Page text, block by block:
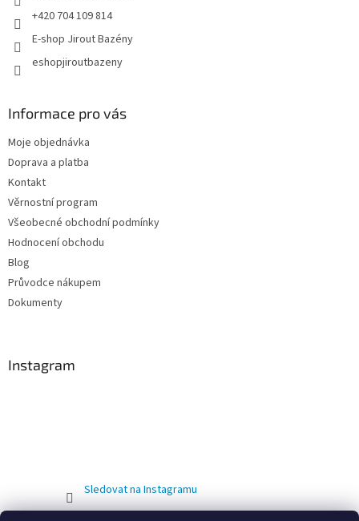
+420 704 109 814
E-shop Jirout Bazény
eshopjiroutbazeny
Informace pro vás
Moje objednávka
Doprava a platba
Kontakt
Věrnostní program
Všeobecné obchodní podmínky
Hodnocení obchodu
Blog
Průvodce nákupem
Dokumenty
Instagram
Sledovat na Instagramu